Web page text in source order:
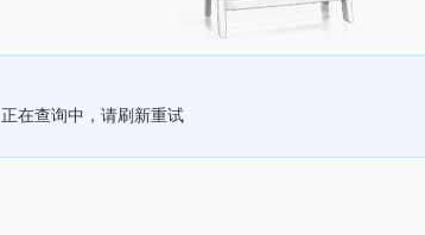
正在查询中，请刷新重试